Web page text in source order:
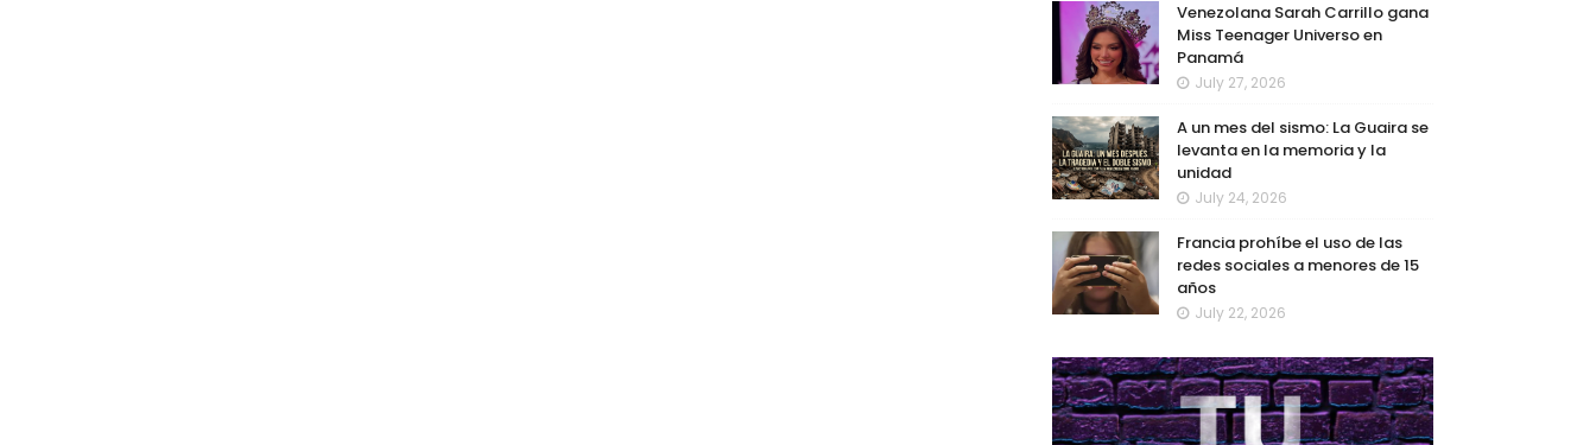
Venezolana Sarah Carrillo gana
Miss Teenager Universo en
Panamá
July 27, 2026
A un mes del sismo: La Guaira se
levanta en la memoria y la
unidad
July 24, 2026
Francia prohíbe el uso de las
redes sociales a menores de 15
años
July 22, 2026